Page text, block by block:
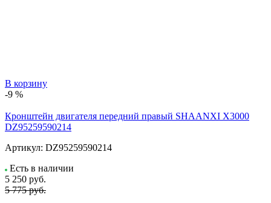
В корзину
-9 %
Кронштейн двигателя передний правый SHAANXI X3000
DZ95259590214
Артикул: DZ95259590214
Есть в наличии
5 250 руб.
5 775 руб.